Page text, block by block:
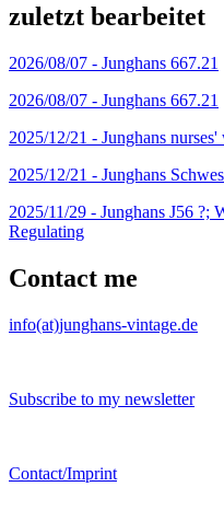
zuletzt bearbeitet
2026/08/07 - Junghans 667.21
2026/08/07 - Junghans 667.21
2025/12/21 - Junghans nurses'
2025/12/21 - Junghans
2025/11/29 - Junghans J56 ?;
Regulating
Contact me
info(at)junghans-vintage.de
Subscribe to my newsletter
Contact/Imprint